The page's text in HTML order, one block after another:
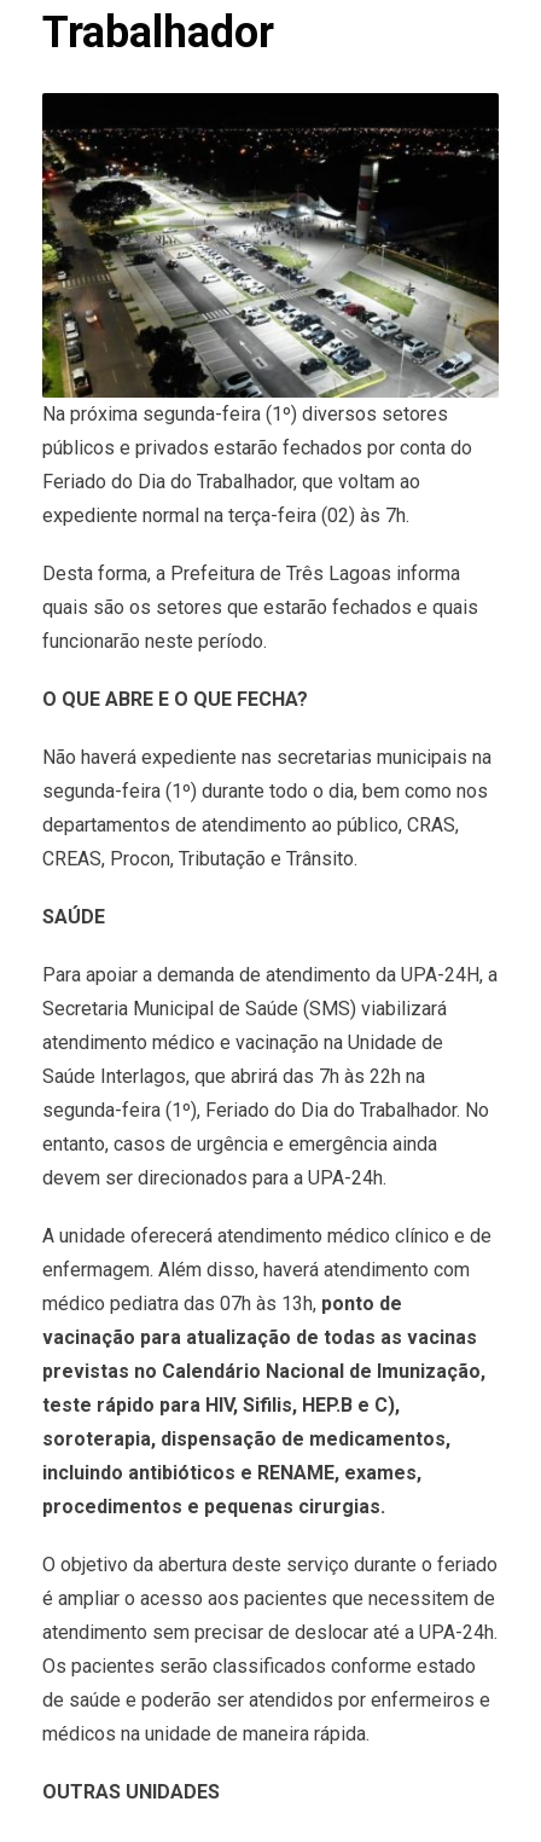
Trabalhador
Na próxima segunda-feira (1º) diversos setores
públicos e privados estarão fechados por conta do
Feriado do Dia do Trabalhador, que voltam ao
expediente normal na terça-feira (02) às 7h.
Desta forma, a Prefeitura de Três Lagoas informa
quais são os setores que estarão fechados e quais
funcionarão neste período.
O QUE ABRE E O QUE FECHA?
Não haverá expediente nas secretarias municipais na
segunda-feira (1º) durante todo o dia, bem como nos
departamentos de atendimento ao público, CRAS,
CREAS, Procon, Tributação e Trânsito.
SAÚDE
Para apoiar a demanda de atendimento da UPA-24H, a
Secretaria Municipal de Saúde (SMS) viabilizará
atendimento médico e vacinação na Unidade de
Saúde Interlagos, que abrirá das 7h às 22h na
segunda-feira (1º), Feriado do Dia do Trabalhador. No
entanto, casos de urgência e emergência ainda
devem ser direcionados para a UPA-24h.
A unidade oferecerá atendimento médico clínico e de
enfermagem. Além disso, haverá atendimento com
médico pediatra das 07h às 13h, ponto de
vacinação para atualização de todas as vacinas
previstas no Calendário Nacional de Imunização,
teste rápido para HIV, Sifilis, HEP.B e C),
soroterapia, dispensação de medicamentos,
incluindo antibióticos e RENAME, exames,
procedimentos e pequenas cirurgias.
O objetivo da abertura deste serviço durante o feriado
é ampliar o acesso aos pacientes que necessitem de
atendimento sem precisar de deslocar até a UPA-24h.
Os pacientes serão classificados conforme estado
de saúde e poderão ser atendidos por enfermeiros e
médicos na unidade de maneira rápida.
OUTRAS UNIDADES